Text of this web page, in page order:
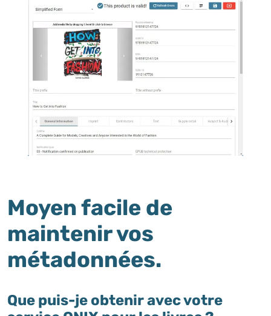
Moyen facile de
maintenir vos
métadonnées.
Que puis-je obtenir avec votre